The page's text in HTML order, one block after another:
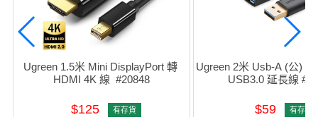
Ugreen 1.5米 Mini DisplayPort 轉
HDMI 4K 線  #20848
$125 有存貨
Ugreen 2米 Usb-A (公) to
USB3.0 延長線
$59 有存貨